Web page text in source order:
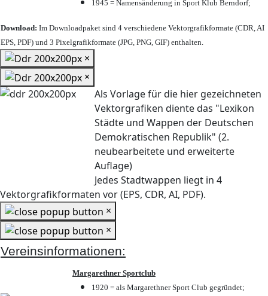
1945 = Namensänderung in Sport Klub Berndorf;
Download: Im Downloadpaket sind 4 verschiedene Vektorgrafikformate (CDR, AI
EPS, PDF) und 3 Pixelgrafikformate (JPG, PNG, GIF) enthalten.
×
×
Als Vorlage für die hier gezeichneten
Vektorgrafiken diente das "Lexikon
Städte und Wappen der Deutschen
Demokratischen Republik" (2.
neubearbeitete und erweiterte
Auflage)
Jedes Stadtwappen liegt in 4
Vektorgrafikformaten vor (EPS, CDR, AI, PDF).
×
×
Vereinsinformationen:
Margarethner Sportclub
1920 = als Margarethner Sport Club gegründet;